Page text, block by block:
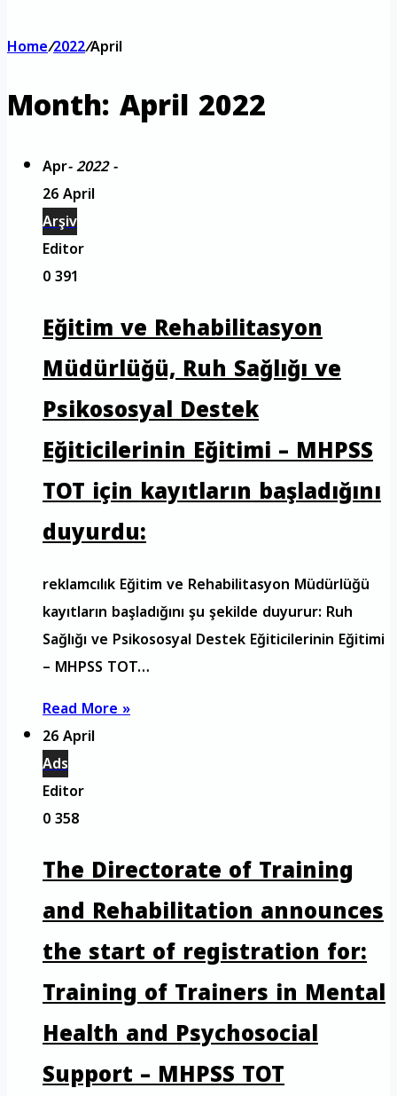
Home/2022/April
Month:April 2022
Apr- 2022 -
26 April
Arşiv
Editor
0391
Eğitim ve Rehabilitasyon
Müdürlüğü, Ruh Sağlığı ve
Psikososyal Destek
Eğiticilerinin Eğitimi – MHPSS
TOT için kayıtların başladığını
duyurdu:
reklamcılık Eğitim ve Rehabilitasyon Müdürlüğü
kayıtların başladığını şu şekilde duyurur: Ruh
Sağlığı ve Psikososyal Destek Eğiticilerinin Eğitimi
– MHPSS TOT…
Read More »
26 April
Ads
Editor
0358
The Directorate of Training
and Rehabilitation announces
the start of registration for:
Training of Trainers in Mental
Health and Psychosocial
Support – MHPSS TOT